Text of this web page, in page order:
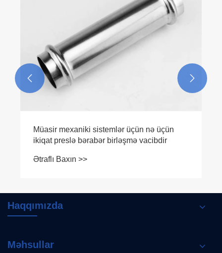
Qazboyunlu Fırçalı Mikser Mətbəx Kranını
Mətbəxiniz üçün Vazgeçilməz Edən Nədir
Ətraflı Baxın >>
 
Haqqımızda
Məhsullar